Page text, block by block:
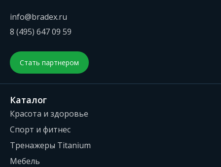
info@bradex.ru
8 (495) 647 09 59
Стать партнером
Каталог
Красота и здоровье
Спорт и фитнес
Тренажеры Titanium
Мебель